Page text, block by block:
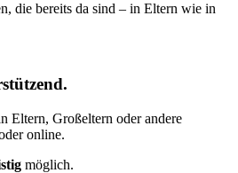
die bereits da sind – in Eltern wie in
Eltern, Großeltern oder andere
online.
möglich.